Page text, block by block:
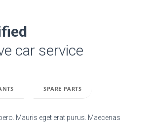
car service
SPARE PARTS
Mauris eget erat purus. Maecenas